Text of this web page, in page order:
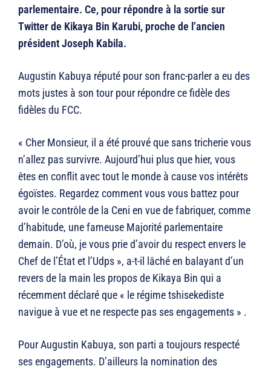
parlementaire. Ce, pour répondre à la sortie sur
Twitter de Kikaya Bin Karubi, proche de l’ancien
président Joseph Kabila.
Augustin Kabuya réputé pour son franc-parler a eu des
mots justes à son tour pour répondre ce fidèle des
fidèles du FCC.
« Cher Monsieur, il a été prouvé que sans tricherie vous
n’allez pas survivre. Aujourd’hui plus que hier, vous
êtes en conflit avec tout le monde à cause vos intérêts
égoïstes. Regardez comment vous vous battez pour
avoir le contrôle de la Ceni en vue de fabriquer, comme
d’habitude, une fameuse Majorité parlementaire
demain. D’où, je vous prie d’avoir du respect envers le
Chef de l’État et l’Udps », a-t-il lâché en balayant d’un
revers de la main les propos de Kikaya Bin qui a
récemment déclaré que « le régime tshisekediste
navigue à vue et ne respecte pas ses engagements » .
Pour Augustin Kabuya, son parti a toujours respecté
ses engagements. D’ailleurs la nomination des